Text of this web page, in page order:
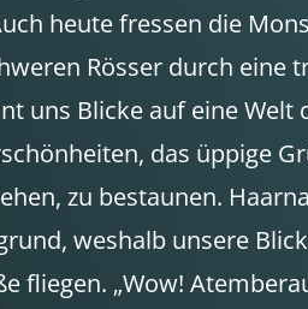
heute fressen die
Rösser durch eine
uns Blicke auf eine Welt
das üppige
zu bestaunen.
weshalb unsere
„Wow!